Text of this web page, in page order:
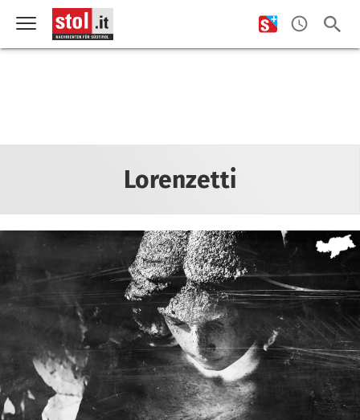
Lorenzetti